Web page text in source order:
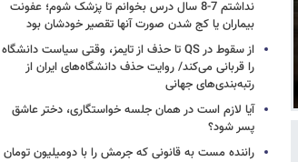
نداشتم 7-8 سال درس بخوانم تا پزشک شوم؛ عفونت
بیماران یا کج شدن صورت آنها تقصیر خودشان بود
از سقوط در QS تا حذف از تایمز، وقتی سیاست دانشگاه
را قربانی می‌کند/ روایت حذف دانشگاه‌های ایران از
رتبه‌بندی‌های جهانی
آیا لازم است در همان جلسه خواستگاری، دختر عاشق
پسر شود؟
راننده مست به قانونی که جرمش را با دومیلیون تومان